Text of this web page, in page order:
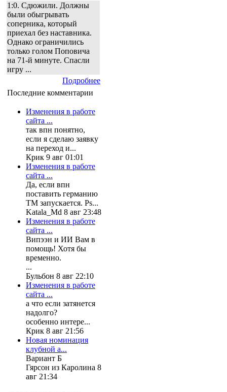
1:0. Сдюжили. Должны
были обыгрывать
соперника, который
приехал без наставника.
Однако ограничились
только голом Поповича
на 71-й минуте. Спасли
игру ...
Подробнее
Последние комментарии
Изменения в работе
сайта ...
так впн понятно,
если я сделаю заявку
на переход и...
Крик 9 авг 01:01
Изменения в работе
сайта ...
Да, если впн
поставить германию
ТМ запускается. Ps...
Katala_Md 8 авг 23:48
Изменения в работе
сайта ...
Випээн и ИИ Вам в
помощь! Хотя бы
временно.
...
Бульбон 8 авг 22:10
Изменения в работе
сайта ...
а что если затянется
надолго?
особенно интере...
Крик 8 авг 21:56
Новая номинация
клубной а...
Вариант Б
Гярсон из Каролина 8
авг 21:34